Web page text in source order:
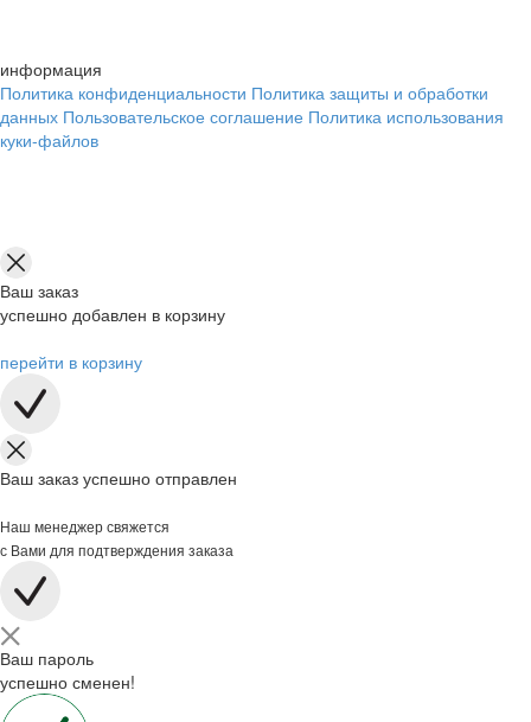
информация
Политика конфиденциальности Политика защиты и обработки
данных Пользовательское соглашение Политика использования
куки-файлов
Ваш заказ
успешно добавлен в корзину
перейти в корзину
Ваш заказ успешно отправлен
Наш менеджер свяжется
с Вами для подтверждения заказа
Ваш пароль
успешно сменен!